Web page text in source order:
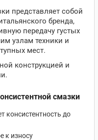
представляет собой
бренда,
передачу густых
узлам техники и
мест.
конструкцией и
смазки
консистентность до
к износу